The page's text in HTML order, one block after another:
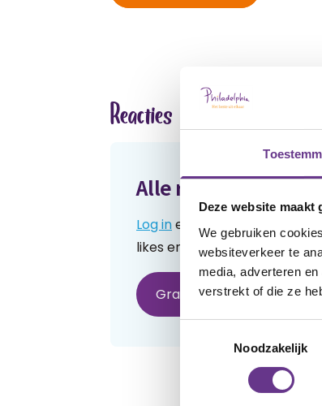
Deze website maakt
We gebruiken
websiteverkeer te
media, adverteren
verstrekt of die ze
Noodzakelijk
Reacties
Alle reacties lezen?
Log inen lees reacties van
likes en praat mee over de
Gratis account